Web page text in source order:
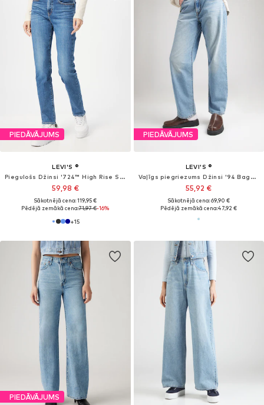
PIEDĀVĀJUMS
LEVI'S ®
Piegulošs Džinsi '724™ High Rise Straight'
59,98 €
Sākotnējā cena: 119,95 €
Pēdējā zemākā cena:71,97 €-16%
+15
PIEDĀVĀJUMS
LEVI'S ®
Vaļīgs piegriezums Džinsi '94 Baggy Jeans'
55,92 €
Sākotnējā cena: 69,90 €
Pēdējā zemākā cena:47,92 €
PIEDĀVĀJUMS